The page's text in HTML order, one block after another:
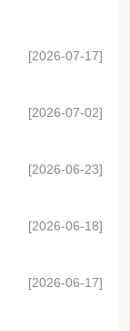
[2026-07-17]
[2026-07-02]
[2026-06-23]
[2026-06-18]
[2026-06-17]